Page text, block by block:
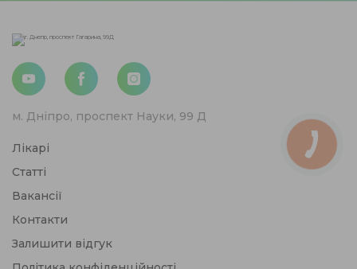
м. Дніпро, проспект Науки, 99 Д
Лікарі
Статті
Вакансії
Контакти
Залишити відгук